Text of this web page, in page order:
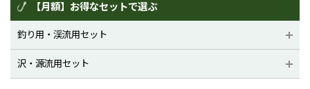
【月額】お得なセットで選ぶ
釣り用・渓流用セット
沢・源流用セット